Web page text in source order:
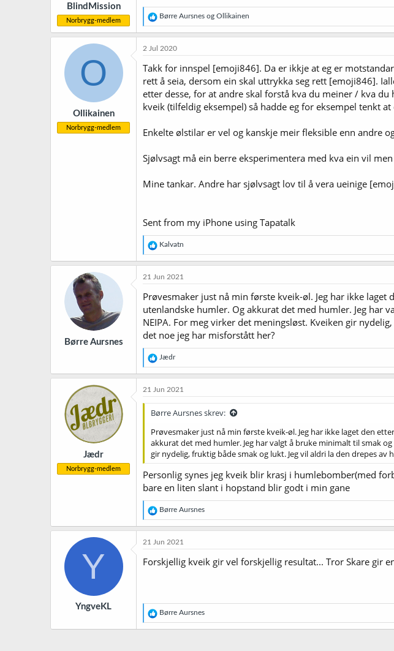
:
BlindMission
Norbrygg-medlem
R
e
a
k
j
o
n
e
r
Børre Aursnes og Ollikainen
O
Ollikainen
Norbrygg-medlem
2 Jul 2020
Takk for innspel [emoji846]. Da er ikkje at eg er
rett å seia, dersom ein skal uttrykka seg rett [emoji846].
etter desse, for at andre skal forstå kva du meiner / kva
kveik (tilfeldig eksempel) så hadde eg for eksempel tenkt
Enkelte ølstilar er vel og kanskje meir fleksible enn andre
Sjølvsagt må ein berre eksperimentera med kva ein vil
Mine tankar. Andre har sjølvsagt lov til å vera ueinige
Sent from my iPhone using Tapatalk
R
e
a
o
n
e
Kalvatn
Børre Aursnes
21 Jun 2021
Prøvesmaker just nå min første kveik-øl. Jeg har ikke
utenlandske humler. Og akkurat det med humler. Jeg har
NEIPA. For meg virker det meningsløst. Kveiken gir
det noe jeg har misforstått her?
R
e
a
j
o
e
r
:
Jædr
Jædr
Norbrygg-medlem
21 Jun 2021
Børre Aursnes skrev:
Prøvesmaker just nå min første kveik-øl. Jeg har ikke laget den
akkurat det med humler. Jeg har valgt å bruke minimalt til smak
gir nydelig, fruktig både smak og lukt. Jeg vil aldri la den drepes
Personlig synes jeg kveik blir krasj i humlebomber(med
bare en liten slant i hopstand blir godt i min gane
R
e
a
o
Børre Aursnes
Y
YngveKL
21 Jun 2021
Forskjellig kveik gir vel forskjellig resultat... Tror Skare gir
R
e
a
Børre Aursnes